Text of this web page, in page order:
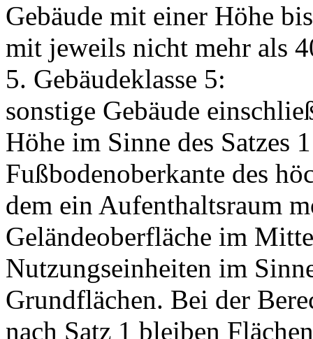
Gebäude mit einer Höhe
mit jeweils nicht mehr als
5. Gebäudeklasse 5:
sonstige Gebäude
Höhe im Sinne des Satzes
Fußbodenoberkante des
dem ein Aufenthaltsraum
Geländeoberfläche im
Nutzungseinheiten im
Grundflächen. Bei der
nach Satz 1 bleiben